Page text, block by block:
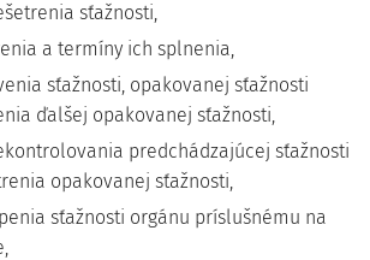
sťažnosti,
a termíny ich splnenia,
sťažnosti, opakovanej sťažnosti
ďalšej opakovanej sťažnosti,
predchádzajúcej sťažnosti
opakovanej sťažnosti,
sťažnosti orgánu príslušnému na